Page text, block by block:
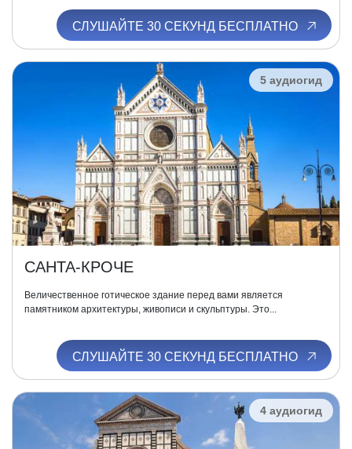
СЛУШАЙТЕ 30 СЕКУНД БЕСПЛАТНО
5 аудиогид
САНТА-КРОЧЕ
Величественное готическое здание перед вами является
памятником архитектуры, живописи и скульптуры. Это...
СЛУШАЙТЕ 30 СЕКУНД БЕСПЛАТНО
4 аудиогид